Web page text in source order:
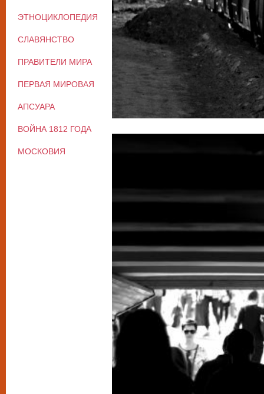
ЭТНОЦИКЛОПЕДИЯ
СЛАВЯНСТВО
ПРАВИТЕЛИ МИРА
ПЕРВАЯ МИРОВАЯ
АПСУАРА
ВОЙНА 1812 ГОДА
МОСКОВИЯ